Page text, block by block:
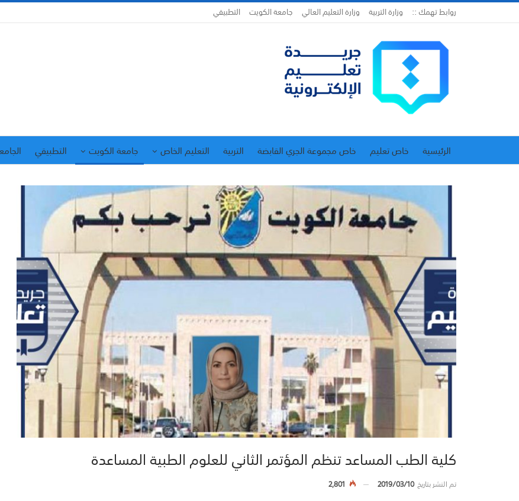
روابط تهمك :: وزارة التربية وزارة التعليم العالي جامعة الكويت التطبيقي
الرئيسية خاص تعليم خاص مجموعة الجري القابضة التربية التعليم الخاص جامعة الكويت التطبيقي
كلية الطب المساعد تنظم المؤتمر الثاني للعلوم الطبية المساعدة
تم النشر بتاريخ2019/03/10
2,801